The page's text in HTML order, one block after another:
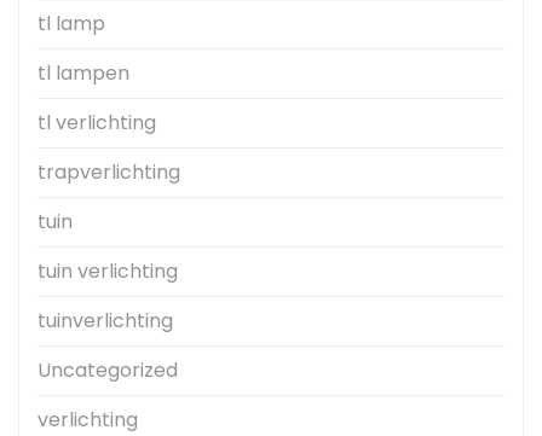
tl lamp
tl lampen
tl verlichting
trapverlichting
tuin
tuin verlichting
tuinverlichting
Uncategorized
verlichting